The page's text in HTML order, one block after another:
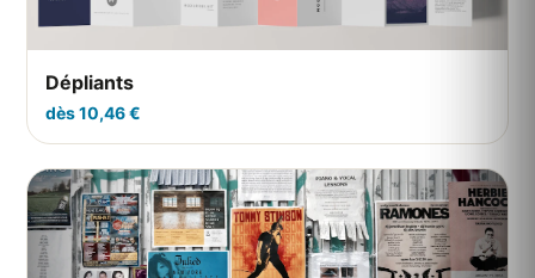
Dépliants
dès 10,46 €